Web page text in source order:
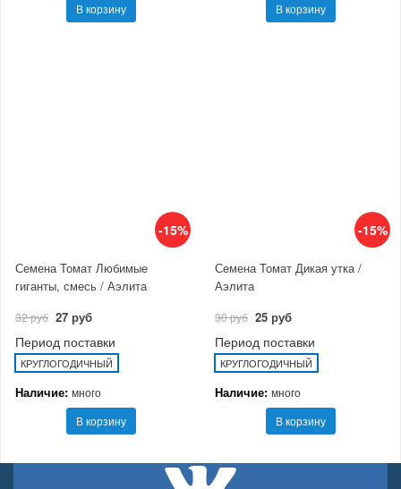
В корзину
В корзину
-15%
Семена Томат Любимые
гиганты, смесь / Аэлита
32 руб 27 руб
Период поставки
КРУГЛОГОДИЧНЫЙ
Наличие: много
В корзину
-15%
Семена Томат Дикая утка /
Аэлита
30 руб 25 руб
Период поставки
КРУГЛОГОДИЧНЫЙ
Наличие: много
В корзину